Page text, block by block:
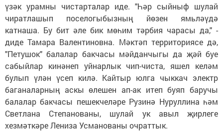
үзәк урамны чистарталар иде. "Һәр сыйныф шулай
чиратлашып поселогыбызның йөзен ямьләүдә
катнаша. Бу бит әле бик мөһим тәрбия чарасы да," -
диде Тамара Валентиновна. Мәктәп территориясе дә,
"Петушок" балалар бакчасы мәйданчыгы да җәй буе
сабыйлар кинәнеп уйнарлык чип-чиста, яшел келәм
булып үлән үсеп килә. Кайтыр юлга чыккач электр
баганаларның аскы өлешен ап-ак итеп буяп баручы
балалар бакчасы пешекчеләре Рузинә Нуруллина һәм
Светлана Степанованы, шулай ук авыл җирлеге
хезмәткәре Лениза Усманованы очраттык.